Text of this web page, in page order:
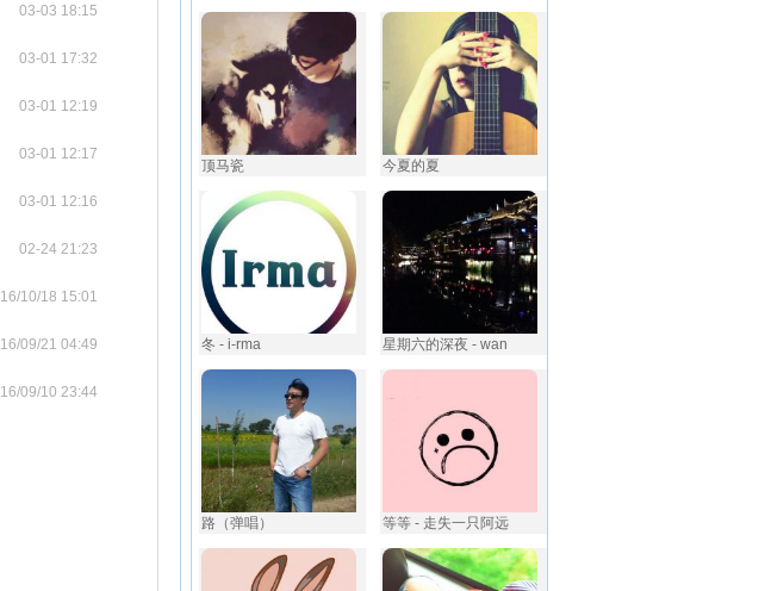
03-03 18:15
03-01 17:32
03-01 12:19
03-01 12:17
03-01 12:16
02-24 21:23
16/10/18 15:01
16/09/21 04:49
16/09/10 23:44
顶马瓷 今夏的夏
冬 - i-rma 星期六的深夜 - wan
路（弹唱） 等等 - 走失一只阿远